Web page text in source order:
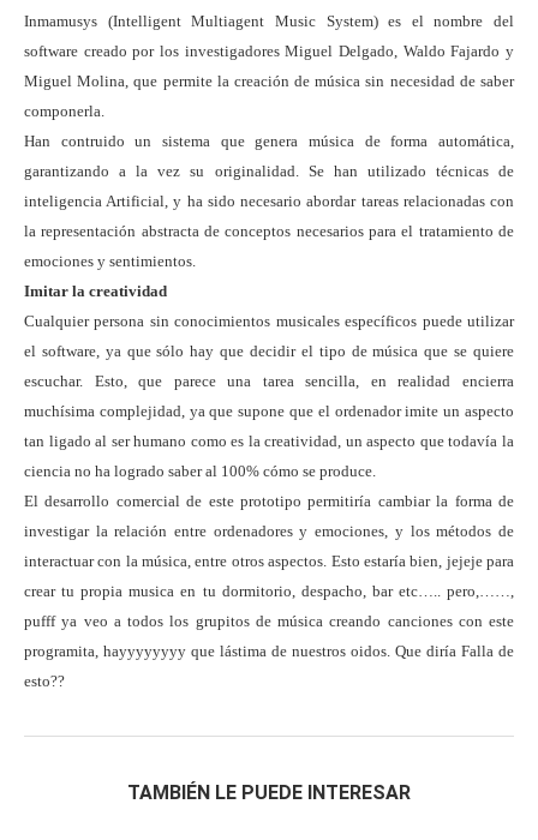
Inmamusys (Intelligent Multiagent Music System) es el nombre del
software creado por los investigadores Miguel Delgado, Waldo Fajardo y
Miguel Molina, que permite la creación de música sin necesidad de saber
componerla.
Han contruido un sistema que genera música de forma automática,
garantizando a la vez su originalidad. Se han utilizado técnicas de
inteligencia Artificial, y ha sido necesario abordar tareas relacionadas con
la representación abstracta de conceptos necesarios para el tratamiento de
emociones y sentimientos.
Imitar la creatividad
Cualquier persona sin conocimientos musicales específicos puede utilizar
el software, ya que sólo hay que decidir el tipo de música que se quiere
escuchar. Esto, que parece una tarea sencilla, en realidad encierra
muchísima complejidad, ya que supone que el ordenador imite un aspecto
tan ligado al ser humano como es la creatividad, un aspecto que todavía la
ciencia no ha logrado saber al 100% cómo se produce.
El desarrollo comercial de este prototipo permitiría cambiar la forma de
investigar la relación entre ordenadores y emociones, y los métodos de
interactuar con la música, entre otros aspectos. Esto estaría bien, jejeje para
crear tu propia musica en tu dormitorio, despacho, bar etc….. pero,……,
pufff ya veo a todos los grupitos de música creando canciones con este
programita, hayyyyyyyy que lástima de nuestros oidos. Que diría Falla de
esto??
TAMBIÉN LE PUEDE INTERESAR